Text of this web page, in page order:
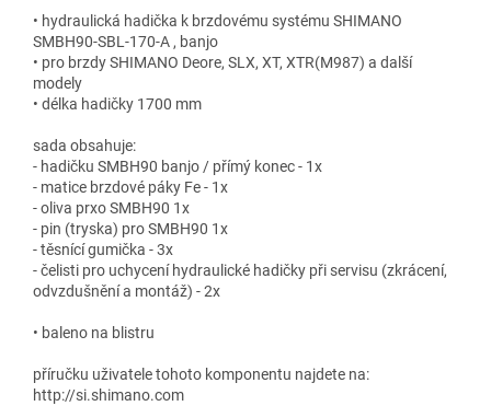
• hydraulická hadička k brzdovému systému SHIMANO
SMBH90-SBL-170-A , banjo
• pro brzdy SHIMANO Deore, SLX, XT, XTR(M987) a další
modely
• délka hadičky 1700 mm
sada obsahuje:
- hadičku SMBH90 banjo / přímý konec - 1x
- matice brzdové páky Fe - 1x
- oliva prxo SMBH90 1x
- pin (tryska) pro SMBH90 1x
- těsnící gumička - 3x
- čelisti pro uchycení hydraulické hadičky při servisu (zkrácení,
odvzdušnění a montáž) - 2x
• baleno na blistru
příručku uživatele tohoto komponentu najdete na:
http://si.shimano.com